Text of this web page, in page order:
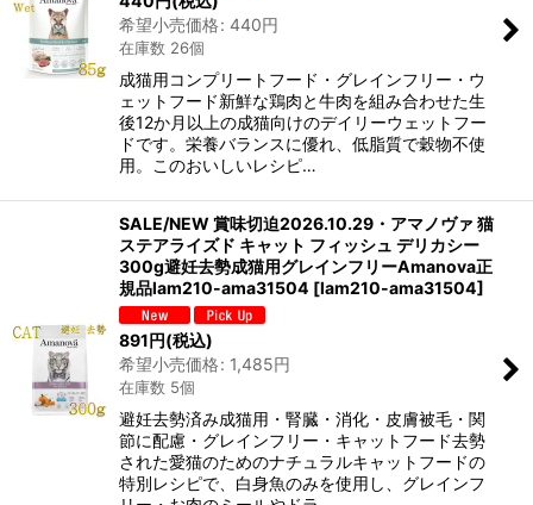
希望小売価格: 440円
在庫数 26個
成猫用コンプリートフード・グレインフリー・ウ
ェットフード新鮮な鶏肉と牛肉を組み合わせた生
後12か月以上の成猫向けのデイリーウェットフー
ドです。栄養バランスに優れ、低脂質で穀物不使
用。このおいしいレシピ…
SALE/NEW 賞味切迫2026.10.29・アマノヴァ 猫
ステアライズド キャット フィッシュ デリカシー
300g避妊去勢成猫用グレインフリーAmanova正
規品lam210-ama31504 [lam210-ama31504]
891円(税込)
希望小売価格: 1,485円
在庫数 5個
避妊去勢済み成猫用・腎臓・消化・皮膚被毛・関
節に配慮・グレインフリー・キャットフード去勢
された愛猫のためのナチュラルキャットフードの
特別レシピで、白身魚のみを使用し、グレインフ